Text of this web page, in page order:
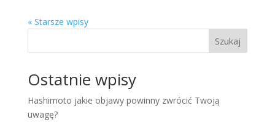
« Starsze wpisy
Szukaj
Ostatnie wpisy
Hashimoto jakie objawy powinny zwrócić Twoją
uwagę?